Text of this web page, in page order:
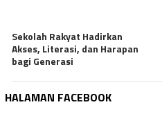
Sekolah Rakyat Hadirkan
Akses, Literasi, dan Harapan
bagi Generasi
HALAMAN FACEBOOK